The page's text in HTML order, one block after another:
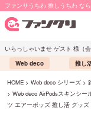
ファンサうちわ 推しうちわ な
いらっしゃいませ ゲスト 様（会
Web deco
推し
HOME Web deco シリーズ
Web deco AirPodsスキンシ
ツ エアーポッズ 推し活 グッ